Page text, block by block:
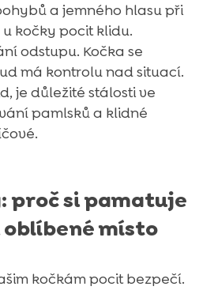
a jemného hlasu při
kočky pocit klidu.
odstupu. Kočka se
má kontrolu nad situací.
je důležité stálosti ve
pamlsků a klidné
proč si pamatuje
oblíbené místo
kočkám pocit bezpečí.